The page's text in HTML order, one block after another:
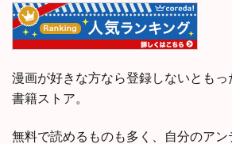
漫画が好きな方なら登録しないとも
書籍ストア。
無料で読めるものも多く、自分のア